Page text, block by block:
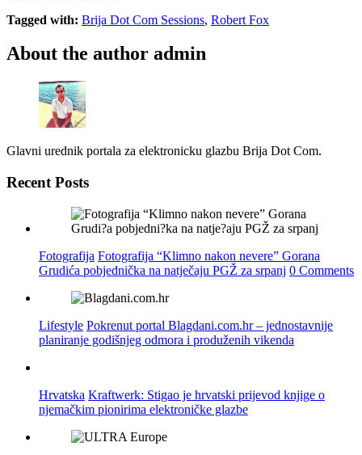
Tagged with: Brija Dot Com Sessions, Robert Fox
About the author admin
Glavni urednik portala za elektronicku glazbu Brija Dot Com.
Recent Posts
Fotografija Fotografija “Klimno nakon nevere” Gorana
Grudića pobjednička na natječaju PGŽ za srpanj 0 Comments
Lifestyle Pokrenut portal Blagdani.com.hr – jednostavnije
planiranje godišnjeg odmora i produženih vikenda
Hrvatska Kraftwerk: Stigao je hrvatski prijevod knjige o
njemačkim pionirima elektroničke glazbe